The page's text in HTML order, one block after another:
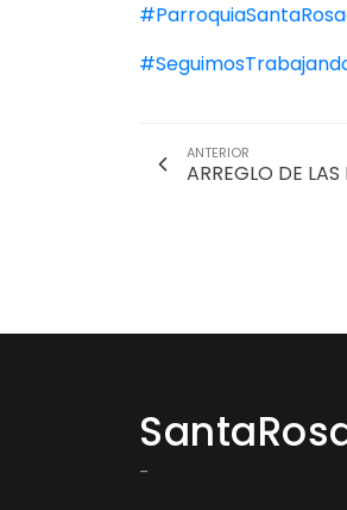
ANTERIOR
ARREGLO DE
-